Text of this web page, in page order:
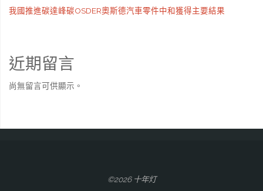
我國推進碳達峰碳OSDER奧斯德汽車零件中和獲得主要結果
近期留言
尚無留言可供顯示。
©2026 十年灯